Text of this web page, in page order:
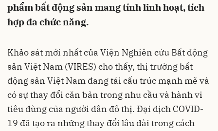
phẩm bất động sản mang tính linh hoạt, tích
hợp đa chức năng.
Khảo sát mới nhất của Viện Nghiên cứu Bất động
sản Việt Nam (VIRES) cho thấy, thị trường bất
động sản Việt Nam đang tái cấu trúc mạnh mẽ và
có sự thay đổi căn bản trong nhu cầu và hành vi
tiêu dùng của người dân đô thị. Đại dịch COVID-
19 đã tạo ra những thay đổi lâu dài trong cách